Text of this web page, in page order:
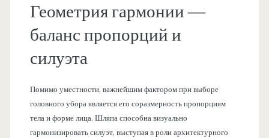
Геометрия гармонии —
баланс пропорций и
силуэта
Помимо уместности, важнейшим фактором при выборе
головного убора является его соразмерность пропорциям
тела и форме лица. Шляпа способна визуально
гармонизировать силуэт, выступая в роли архитектурного